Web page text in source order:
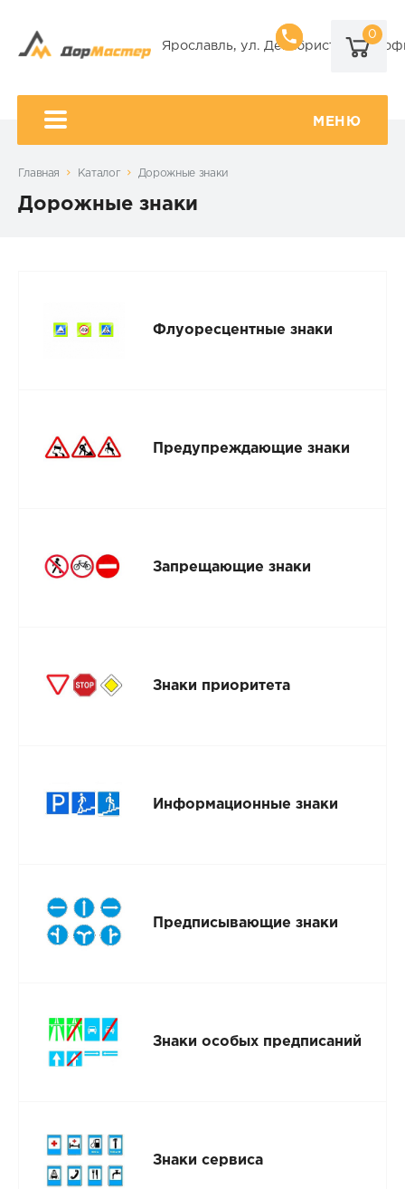
Ярославль, ул. Декабристов, 9А,
8 (920) 101-
0
МЕНЮ
Главная Каталог Дорожные знаки
Дорожные знаки
Флуоресцентные знаки
Предупреждающие знаки
Запрещающие знаки
Знаки приоритета
Информационные знаки
Предписывающие знаки
Знаки особых предписаний
Знаки сервиса